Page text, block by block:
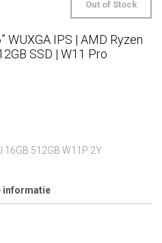
Out of Stock
WUXGA IPS | AMD Ryzen
SSD | W11 Pro
16GB 512GB W11P 2Y
informatie